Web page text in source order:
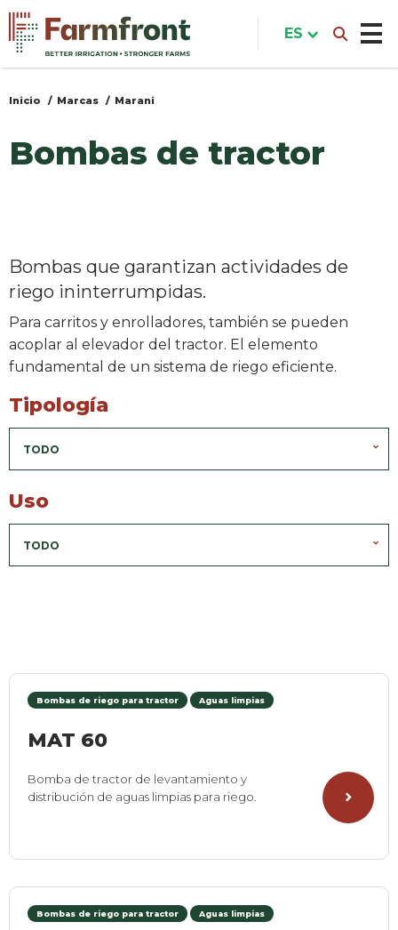
Pasar
contenido
principal
Usted
aquí
Inicio Marcas Marani
Bombas de tractor
Bombas que garantizan actividades de
riego ininterrumpidas.
Para carritos y enrolladores, también se pueden
acoplar al elevador del tractor. El elemento
fundamental de un sistema de riego eficiente.
Tipología
TODO
Uso
TODO
Bombas de riego para tractor Aguas limpias
MAT 60
Bomba de tractor de levantamiento y
distribución de aguas limpias para riego.
Bombas de riego para tractor Aguas limpias
ES